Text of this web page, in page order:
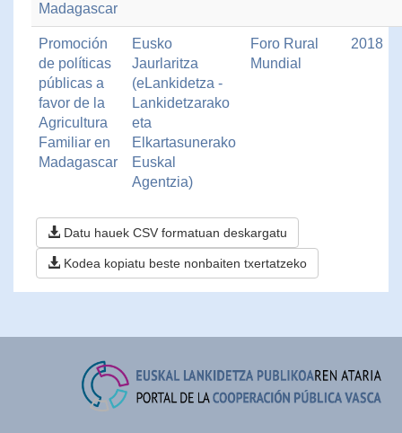
Madagascar
Promoción
de políticas
públicas a
favor de la
Agricultura
Familiar en
Madagascar
Eusko
Jaurlaritza
(eLankidetza -
Lankidetzarako
eta
Elkartasunerako
Euskal
Agentzia)
Foro Rural
Mundial
2018
Datu hauek CSV formatuan deskargatu
Kodea kopiatu beste nonbaiten txertatzeko